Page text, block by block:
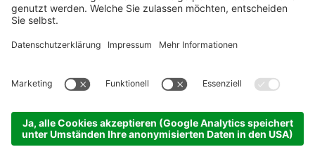
Niederstätter AG
Standorte
Nützliche Links
Produktsortiment
ACADEMY